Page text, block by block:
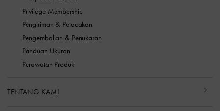
Privilege Membership
Pengiriman & Pelacakan
Pengembalian & Penukaran
Panduan Ukuran
Perawatan Produk
TENTANG KAMI